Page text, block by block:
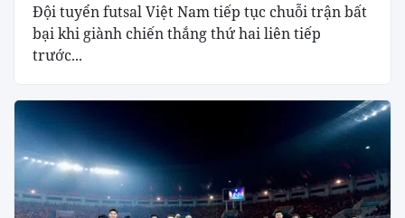
Đội tuyển futsal Việt Nam tiếp tục chuỗi trận bất
bại khi giành chiến thắng thứ hai liên tiếp
trước...